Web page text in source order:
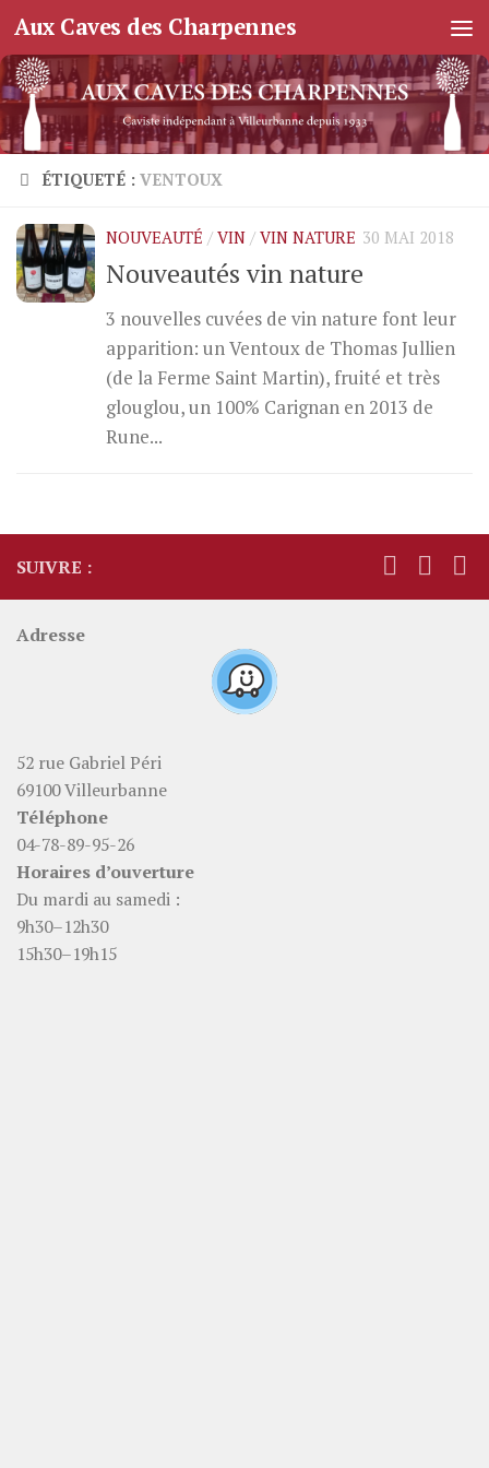
Skip to content
Aux Caves des Charpennes
ÉTIQUETÉ : VENTOUX
NOUVEAUTÉ / VIN / VIN NATURE 30 MAI 2018
Nouveautés vin nature
3 nouvelles cuvées de vin nature font leur
apparition: un Ventoux de Thomas Jullien
(de la Ferme Saint Martin), fruité et très
glouglou, un 100% Carignan en 2013 de
Rune...
SUIVRE :
Adresse
52 rue Gabriel Péri
69100 Villeurbanne
Téléphone
04-78-89-95-26
Horaires d’ouverture
Du mardi au samedi :
9h30–12h30
15h30–19h15